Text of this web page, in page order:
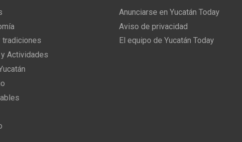
tradiciones
Actividades
Anunciarse en Yucatán Today
Aviso de privacidad
El equipo de Yucatán Today